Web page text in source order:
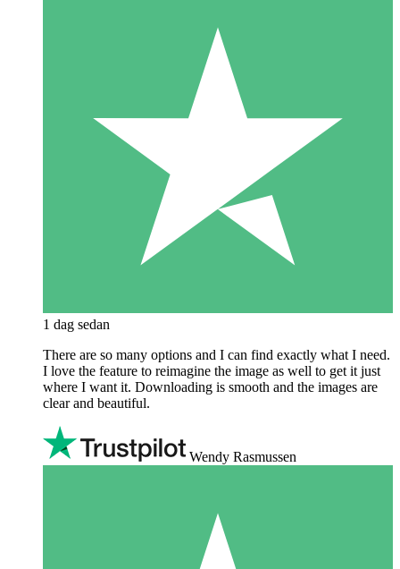
1 dag sedan
There are so many options and I can find exactly what I need.
I love the feature to reimagine the image as well to get it just
where I want it. Downloading is smooth and the images are
clear and beautiful.
Wendy Rasmussen